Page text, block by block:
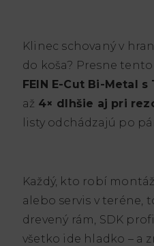
Klinec schovaný v
do koša? Presne
FEIN E-Cut Bi-Metal
až 4× dlhšie aj pri
listy odchádzajú po
Každý, kto robí
alebo servis v teréne,
drevený rám, SDK
všetko ide hladko – a